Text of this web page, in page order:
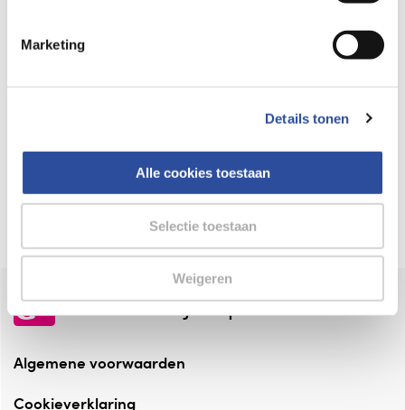
Marketing
Details tonen
Alle cookies toestaan
Selectie toestaan
Weigeren
⁠Verantwoorde zorg, ⁠ook online.
Altijd onze folder bij de hand
Check onze folders ⁠bij AlleFolders.
de vriendelijke specialist
Algemene voorwaarden
Cookieverklaring